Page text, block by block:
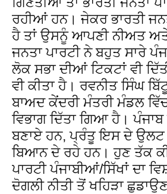
ਰਹੀਆਂ ਹਨ। ਜੇਕਰ ਭਾਰਤੀ
ਹੈ ਤਾਂ ਉਸਨੂੰ ਆਪਣੀ ਨੀਅਤ ਅਤੇ
ਜਨਤਾ ਪਾਰਟੀ ਨੇ ਬਹੁਤ ਸਾਰੇ
ਲੋਕ ਸਭਾ ਦੀਆਂ ਟਿਕਟਾਂ ਵੀ
ਵੀ ਕੀਤਾ ਹੈ। ਰਵਨੀਤ ਸਿੰਘ
ਬਾਅਦ ਕੇਂਦਰੀ ਮੰਤਰੀ ਮੰਡਲ
ਵਿਭਾਗ ਦਿੱਤਾ ਗਿਆ ਹੈ।
ਬਣਾਏ ਹਨ, ਪ੍ਰੰਤੂ ਇਸ ਦੇ ਉਲਟ
ਬਿਆਨ ਦੇ ਰਹੇ ਹਨ। ਹੁਣ ਤੱਕ
ਪਾਰਟੀ ਪੰਜਾਬੀਆਂ/ਸਿੱਖਾਂ ਦਾ
ਦੋਗਲੀ ਨੀਤੀ ਤੋਂ ਖਹਿੜਾ